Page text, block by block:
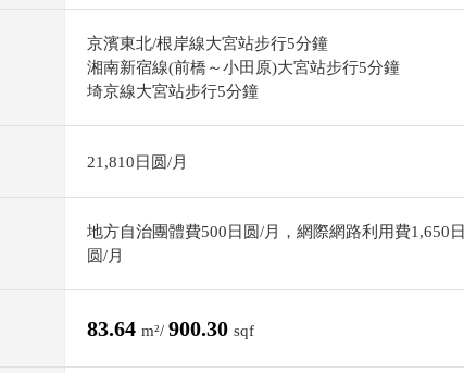
京濱東北/根岸線大宮站步行5分鐘
湘南新宿線(前橋～小田原)大宮站步行5分鐘
埼京線大宮站步行5分鐘
21,810日圆/月
地方自治團體費500日圆/月，網際網路利用費1,650日
圆/月
83.64 m²/ 900.30 sqf